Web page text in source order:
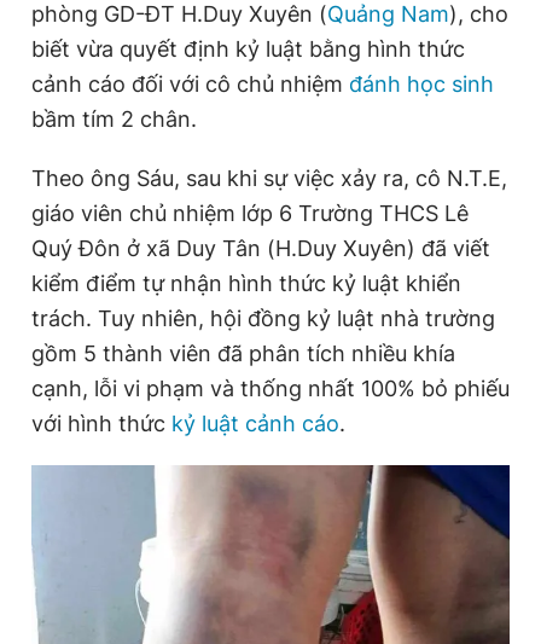
Tiện ích Bạn cần biết
Thông tin tòa soạn
Đọc Thanh Niên trên điện thoại
0906 645 777
Liên hệ quảng cáo
0908 780 404
Đặt báo Quảng cáo Tòa soạn
phòng GD-ĐT H.Duy Xuyên (Quảng Nam), cho
biết vừa quyết định kỷ luật bằng hình thức
cảnh cáo đối với cô chủ nhiệm đánh học sinh
bầm tím 2 chân.
Theo ông Sáu, sau khi sự việc xảy ra, cô N.T.E,
giáo viên chủ nhiệm lớp 6 Trường THCS Lê
Quý Đôn ở xã Duy Tân (H.Duy Xuyên) đã viết
kiểm điểm tự nhận hình thức kỷ luật khiển
trách. Tuy nhiên, hội đồng kỷ luật nhà trường
gồm 5 thành viên đã phân tích nhiều khía
cạnh, lỗi vi phạm và thống nhất 100% bỏ phiếu
với hình thức kỷ luật cảnh cáo.